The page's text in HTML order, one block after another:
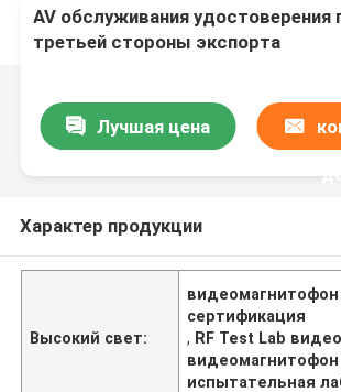
AV обслуживания удостоверения
третьей стороны экспорта
Лучшая цена
Характер продукции
Высокий свет:
видеомагнитофон
сертификация
, RF Test Lab
испытательная